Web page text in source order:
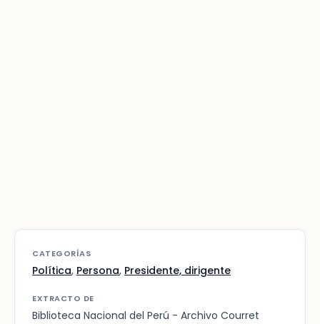
CATEGORÍAS
Política, Persona, Presidente, dirigente
EXTRACTO DE
Biblioteca Nacional del Perú - Archivo Courret